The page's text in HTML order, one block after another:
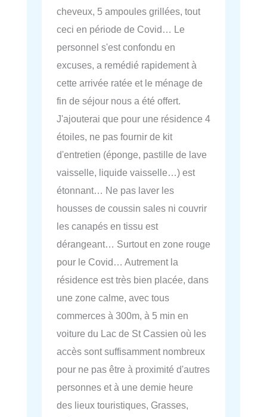
cheveux, 5 ampoules grillées, tout
ceci en période de Covid… Le
personnel s'est confondu en
excuses, a remédié rapidement à
cette arrivée ratée et le ménage de
fin de séjour nous a été offert.
J'ajouterai que pour une résidence 4
étoiles, ne pas fournir de kit
d'entretien (éponge, pastille de lave
vaisselle, liquide vaisselle…) est
étonnant… Ne pas laver les
housses de coussin sales ni couvrir
les canapés en tissu est
dérangeant… Surtout en zone rouge
pour le Covid… Autrement la
résidence est très bien placée, dans
une zone calme, avec tous
commerces à 300m, à 5 min en
voiture du Lac de St Cassien où les
accès sont suffisamment nombreux
pour ne pas être à proximité d'autres
personnes et à une demie heure
des lieux touristiques, Grasses,